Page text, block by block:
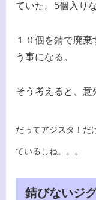
ていた。5個入り
１０個を錆で廃
う事になる。
そう考えると、意
だってアジスタ！だ
ているしね。。。
錆びないジ